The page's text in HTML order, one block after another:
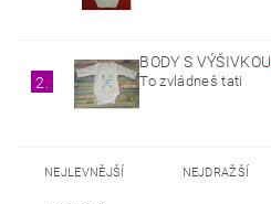
2.
BODY S VÝŠIVKOU
To zvládneš tati
NEJLEVNĚJŠÍ NEJDRAŽŠÍ